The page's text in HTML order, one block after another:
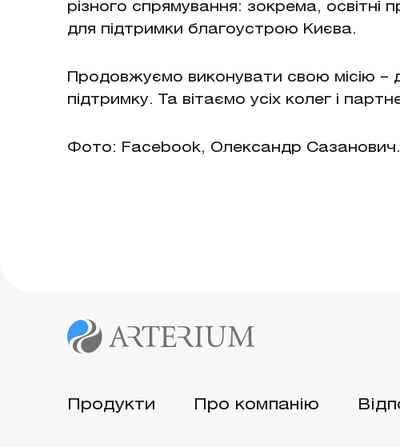
різного спрямування: зокрема, освітні
для підтримки благоустрою Києва.
Продовжуємо виконувати свою місію –
підтримку. Та вітаємо усіх колег і
Фото: Facebook, Олександр Сазанович.
Продукти Про компанію